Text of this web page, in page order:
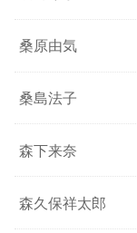
桑原由気
桑島法子
森下来奈
森久保祥太郎